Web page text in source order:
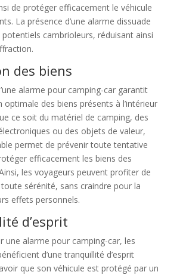
de protéger efficacement le véhicule
La présence d’une alarme dissuade
cambrioleurs, réduisant ainsi
des biens
alarme pour camping-car garantit
des biens présents à l’intérieur
ce soit du matériel de camping, des
ou des objets de valeur,
permet de prévenir toute tentative
efficacement les biens des
les voyageurs peuvent profiter de
sérénité, sans craindre pour la
effets personnels.
d’esprit
une alarme pour camping-car, les
d’une tranquillité d’esprit
que son véhicule est protégé par un